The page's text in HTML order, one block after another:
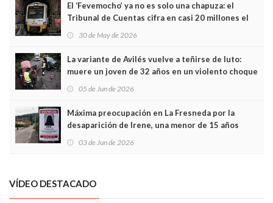
El ‘Fevemocho’ ya no es solo una chapuza: el
Tribunal de Cuentas cifra en casi 20 millones el
sobrecoste de los trenes que no cabían por los
30 de May de 2026
La variante de Avilés vuelve a teñirse de luto:
muere un joven de 32 años en un violento choque
frontal
05 de Jun de 2026
Máxima preocupación en La Fresneda por la
desaparición de Irene, una menor de 15 años
03 de Jun de 2026
VÍDEO DESTACADO